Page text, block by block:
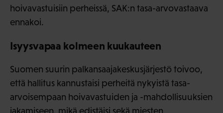
hoivavastuisiin perheissä, SAK:n tasa-arvovastaava
ennakoi.
Isyysvapaa kolmeen kuukauteen
Suomen suurin palkansaajakeskusjärjestö toivoo,
että hallitus kannustaisi perheitä nykyistä tasa-
arvoisempaan hoivavastuiden ja -mahdollisuuksien
jakamiseen, mikä edistäisi sekä miesten